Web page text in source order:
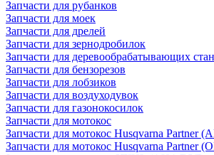
Запчасти для рубанков
Запчасти для моек
Запчасти для дрелей
Запчасти для зернодробилок
Запчасти для деревообрабатывающих
Запчасти для бензорезов
Запчасти для лобзиков
Запчасти для воздуходувок
Запчасти для газонокосилок
Запчасти для мотокос
Запчасти для мотокос Husqvarna Partner
Запчасти для мотокос Husqvarna